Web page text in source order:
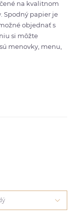
na kvalitnom
Spodný papier je
objednať s
si môžte
menovky, menu,